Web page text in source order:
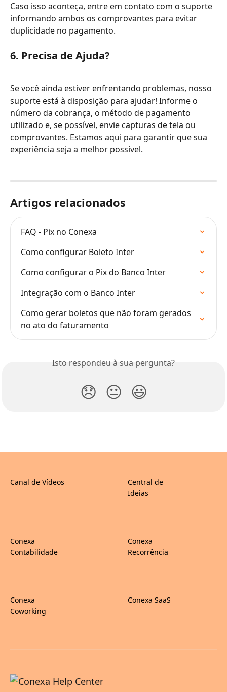
Caso isso aconteça, entre em contato com o suporte
informando ambos os comprovantes para evitar
duplicidade no pagamento.
6. Precisa de Ajuda?
Se você ainda estiver enfrentando problemas, nosso
suporte está à disposição para ajudar! Informe o
número da cobrança, o método de pagamento
utilizado e, se possível, envie capturas de tela ou
comprovantes. Estamos aqui para garantir que sua
experiência seja a melhor possível.
Artigos relacionados
FAQ - Pix no Conexa
Como configurar Boleto Inter
Como configurar o Pix do Banco Inter
Integração com o Banco Inter
Como gerar boletos que não foram gerados
no ato do faturamento
Isto respondeu à sua pergunta?
😞 😐 😃
Canal de Vídeos
Central de
Ideias
Conexa
Contabilidade
Conexa
Recorrência
Conexa
Coworking
Conexa SaaS